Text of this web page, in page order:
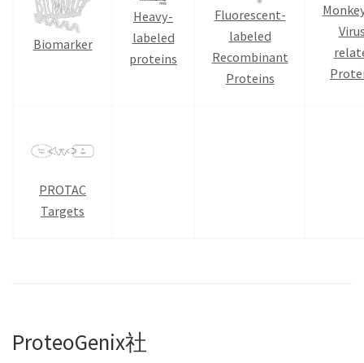
Biomarker
Heavy-
labeled
proteins
Fluorescent-
labeled
Recombinant
Proteins
PROTAC
Targets
ProteoGenix社